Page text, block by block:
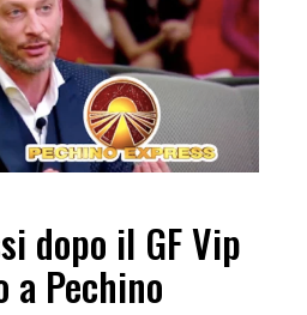
dopo il GF Vip
a Pechino